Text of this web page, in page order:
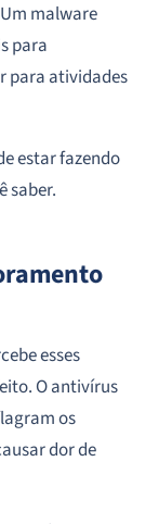
Um malware
para
para atividades
estar fazendo
saber.
esses
O antivírus
os
dor de